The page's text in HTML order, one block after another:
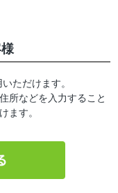
ただけます。
所などを入力すること
ます。